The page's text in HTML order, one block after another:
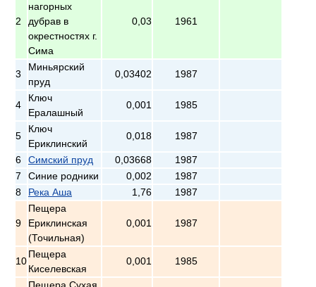
2
нагорных
дубрав в
окрестностях г.
Сима
0,03 1961
3
Миньярский
пруд
0,03402 1987
4
Ключ
Ералашный
0,001 1985
5
Ключ
Ериклинский
0,018 1987
6 Симский пруд 0,03668
1987
7
Синие родники 0,002
1987
8
Река Аша 1,76 1987
9
Пещера
Ериклинская
(Точильная)
0,001 1987
10
Пещера
Киселевская
0,001 1985
Пещера Сухая